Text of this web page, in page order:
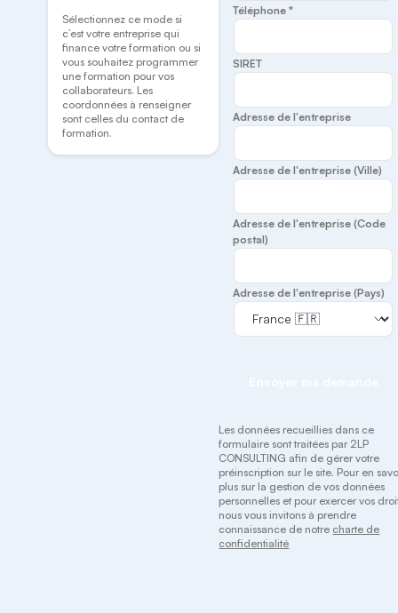
Sélectionnez ce mode si
c’est votre entreprise qui
finance votre formation ou si
vous souhaitez programmer
une formation pour vos
collaborateurs. Les
coordonnées à renseigner
sont celles du contact de
formation.
Téléphone *
SIRET
Adresse de l'entreprise
Adresse de l'entreprise (Ville)
Adresse de l'entreprise (Code
postal)
Adresse de l'entreprise (Pays)
Les données recueillies dans ce
formulaire sont traitées par 2LP
CONSULTING afin de gérer votre
préinscription sur le site. Pour en
plus sur la gestion de vos données
personnelles et pour exercer vos
nous vous invitons à prendre
connaissance de notre charte de
confidentialité